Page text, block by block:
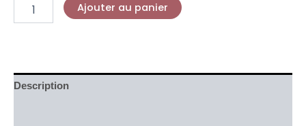
Ajouter au panier
Description